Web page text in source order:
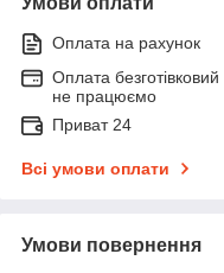
Оплата на рахунок
Оплата
не працюємо
Приват 24
Всі умови оплати
Умови повернення